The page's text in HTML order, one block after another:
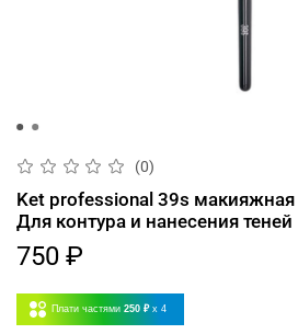
(0)
Ket professional 39s макияжная
Для контура и нанесения теней
750 ₽
Плати частями 250 ₽ x 4